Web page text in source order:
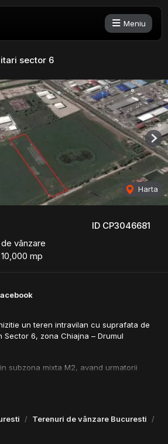
Meniu
sector 6
ID CP3046681
vânzare
10,000 mp
Harta
Terenuri de vânzare Bucuresti
un teren intravilan cu suprafata de
Sector 6, zona Chiajna – Drumul
subzona mixta M2, avand urmatorii